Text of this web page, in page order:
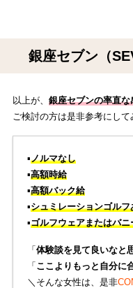
銀座セブン（
以上が、 銀座セブンの率直
ご検討の方は是非参考にし
▪️ノルマなし
▪️高額時給
▪️高額バック給
▪️シュミレーションゴルフ
▪️ゴルフウェアまたはバ
「体験談を見て良いなと
「ここよりもっと自分に
＼そんな女性は、是非